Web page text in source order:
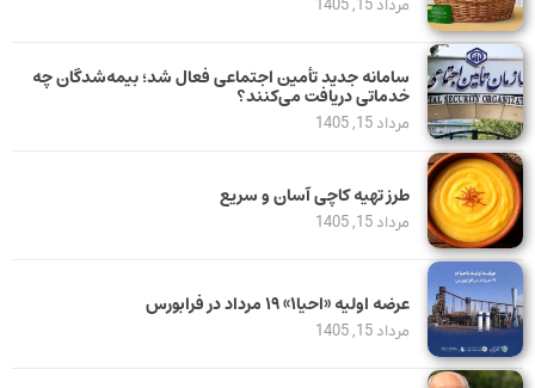
مرداد 15, 1405
سامانه جدید تأمین اجتماعی فعال شد؛ بیمه‌شدگان چه
خدماتی دریافت می‌کنند؟
مرداد 15, 1405
طرز تهیه کاچی آسان و سریع
مرداد 15, 1405
عرضه اولیه «احیا۱» ۱۹ مرداد در فرابورس
مرداد 15, 1405